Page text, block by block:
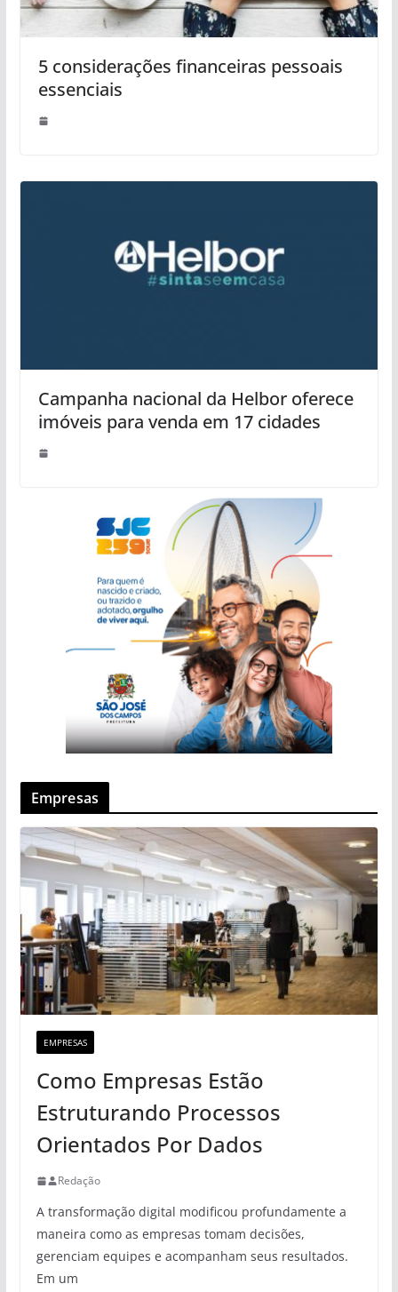
5 considerações financeiras pessoais
essenciais
Campanha nacional da Helbor oferece
imóveis para venda em 17 cidades
Empresas
EMPRESAS
Como Empresas Estão
Estruturando Processos
Orientados Por Dados
Redação
A transformação digital modificou profundamente a
maneira como as empresas tomam decisões,
gerenciam equipes e acompanham seus resultados.
Em um